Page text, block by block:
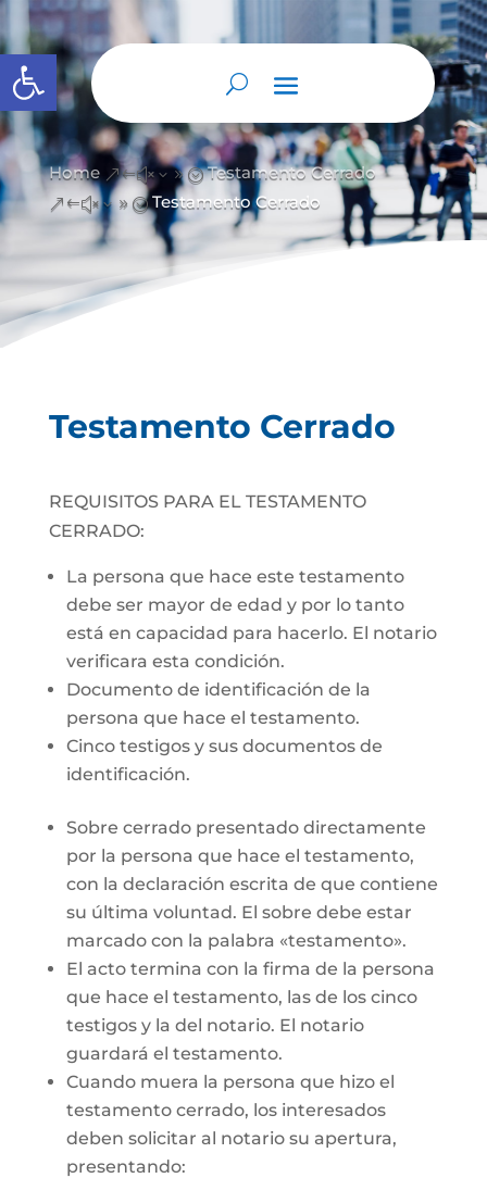
Abrir barra de herramientas
Home &#x39; Testamento Cerrado
&#x39; Testamento Cerrado
Testamento Cerrado
REQUISITOS PARA EL TESTAMENTO
CERRADO:
La persona que hace este testamento
debe ser mayor de edad y por lo tanto
está en capacidad para hacerlo. El notario
verificara esta condición.
Documento de identificación de la
persona que hace el testamento.
Cinco testigos y sus documentos de
identificación.
Sobre cerrado presentado directamente
por la persona que hace el testamento,
con la declaración escrita de que contiene
su última voluntad. El sobre debe estar
marcado con la palabra «testamento».
El acto termina con la firma de la persona
que hace el testamento, las de los cinco
testigos y la del notario. El notario
guardará el testamento.
Cuando muera la persona que hizo el
testamento cerrado, los interesados
deben solicitar al notario su apertura,
presentando: